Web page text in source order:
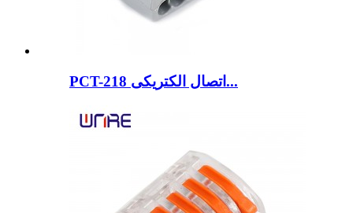
PCT-218 اتصال الکتریکی...